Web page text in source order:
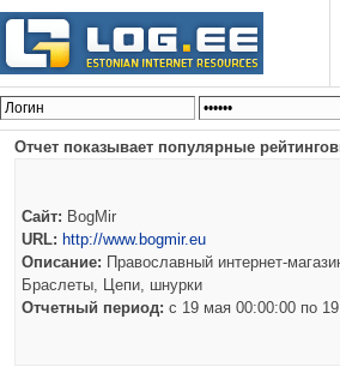
Отчет показывает популярные
Сайт: BogMir
URL: http://www.bogmir.eu
Описание: Православный интернет-
Браслеты, Цепи, шнурки
Отчетный период: c 19 мая 00:00:00 по